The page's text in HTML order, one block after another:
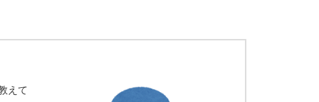
えて